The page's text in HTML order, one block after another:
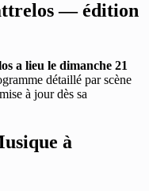
— édition
a lieu le dimanche 21
détaillé par scène
à jour dès sa
à